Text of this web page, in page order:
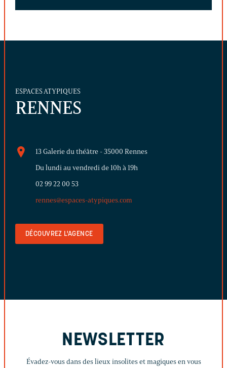
ESPACES ATYPIQUES
RENNES
13 Galerie du théâtre - 35000 Rennes
Du lundi au vendredi de 10h à 19h
02 99 22 00 53
rennes@espaces-atypiques.com
DÉCOUVREZ L'AGENCE
NEWSLETTER
Évadez-vous dans des lieux insolites et magiques en vous